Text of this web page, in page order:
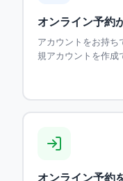
オンライン予約
アカウントをお持ち
規アカウントを作成
オンライン予約